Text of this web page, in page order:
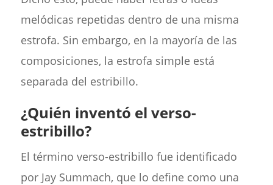
melódicas repetidas dentro de una misma
estrofa. Sin embargo, en la mayoría de las
composiciones, la estrofa simple está
separada del estribillo.
¿Quién inventó el verso-
estribillo?
El término verso-estribillo fue identificado
por Jay Summach, que lo define como una